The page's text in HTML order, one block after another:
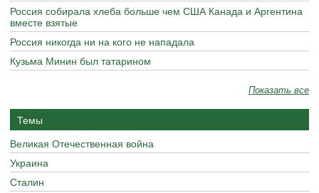
Россия собирала хлеба больше чем США Канада и Аргентина
вместе взятые
Россия никогда ни на кого не нападала
Кузьма Минин был татарином
Показать все
Темы
Великая Отечественная война
Украина
Сталин